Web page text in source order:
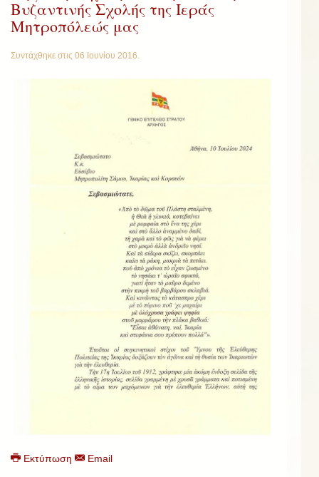
Βυζαντινής Σχολής της Ιεράς
Μητροπόλεώς μας
Συντάχθηκε στις 06 Ιουνίου 2016.
Εκτύπωση Email